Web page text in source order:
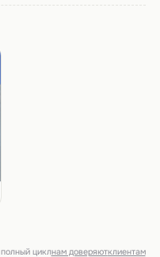
циклнам доверяютклиентам